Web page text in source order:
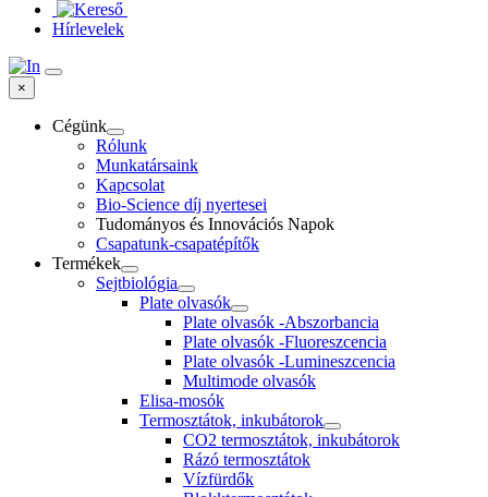
Hírlevelek
×
Cégünk
Rólunk
Munkatársaink
Kapcsolat
Bio-Science díj nyertesei
Tudományos és Innovációs Napok
Csapatunk-csapatépítők
Termékek
Sejtbiológia
Plate olvasók
Plate olvasók -Abszorbancia
Plate olvasók -Fluoreszcencia
Plate olvasók -Lumineszcencia
Multimode olvasók
Elisa-mosók
Termosztátok, inkubátorok
CO2 termosztátok, inkubátorok
Rázó termosztátok
Vízfürdők